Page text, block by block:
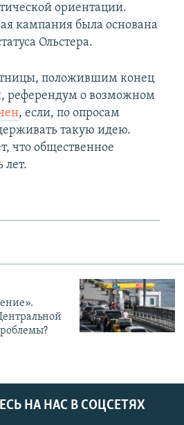
ориентации.
кампания была основана
Ольстера.
положившим конец
референдум о возможном
, если, по опросам
такую идею.
что общественное
НА НАС В СОЦСЕТЯХ